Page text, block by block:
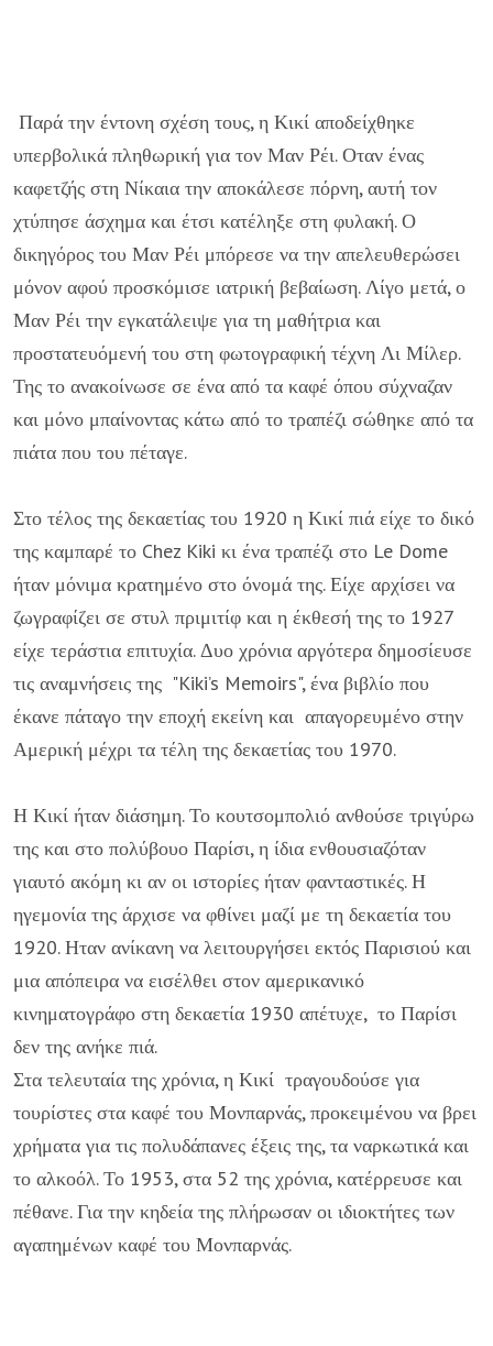
Παρά την έντονη σχέση τους, η Κικί αποδείχθηκε
υπερβολικά πληθωρική για τον Μαν Ρέι. Οταν ένας
καφετζής στη Νίκαια την αποκάλεσε πόρνη, αυτή τον
χτύπησε άσχημα και έτσι κατέληξε στη φυλακή. Ο
δικηγόρος του Μαν Ρέι μπόρεσε να την απελευθερώσει
μόνον αφού προσκόμισε ιατρική βεβαίωση. Λίγο μετά, ο
Μαν Ρέι την εγκατάλειψε για τη μαθήτρια και
προστατευόμενή του στη φωτογραφική τέχνη Λι Μίλερ.
Της το ανακοίνωσε σε ένα από τα καφέ όπου σύχναζαν
και μόνο μπαίνοντας κάτω από το τραπέζι σώθηκε από τα
πιάτα που του πέταγε.
Στο τέλος της δεκαετίας του 1920 η Κικί πιά είχε το δικό
της καμπαρέ το Chez Kiki κι ένα τραπέζι στο Le Dome
ήταν μόνιμα κρατημένο στο όνομά της. Είχε αρχίσει να
ζωγραφίζει σε στυλ πριμιτίφ και η έκθεσή της το 1927
είχε τεράστια επιτυχία. Δυο χρόνια αργότερα δημοσίευσε
τις αναμνήσεις της "Kiki’s Memoirs", ένα βιβλίο που
έκανε πάταγο την εποχή εκείνη και απαγορευμένο στην
Αμερική μέχρι τα τέλη της δεκαετίας του 1970.
Η Κικί ήταν διάσημη. Το κουτσομπολιό ανθούσε τριγύρω
της και στο πολύβουο Παρίσι, η ίδια ενθουσιαζόταν
γιαυτό ακόμη κι αν οι ιστορίες ήταν φανταστικές. Η
ηγεμονία της άρχισε να φθίνει μαζί με τη δεκαετία του
1920. Ηταν ανίκανη να λειτουργήσει εκτός Παρισιού και
μια απόπειρα να εισέλθει στον αμερικανικό
κινηματογράφο στη δεκαετία 1930 απέτυχε, το Παρίσι
δεν της ανήκε πιά.
Στα τελευταία της χρόνια, η Κικί τραγουδούσε για
τουρίστες στα καφέ του Μονπαρνάς, προκειμένου να βρει
χρήματα για τις πολυδάπανες έξεις της, τα ναρκωτικά και
το αλκοόλ. Το 1953, στα 52 της χρόνια, κατέρρευσε και
πέθανε. Για την κηδεία της πλήρωσαν οι ιδιοκτήτες των
αγαπημένων καφέ του Μονπαρνάς.